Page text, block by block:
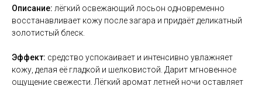
Описание: лёгкий освежающий лосьон одновременно
восстанавливает кожу после загара и придаёт деликатный
золотистый блеск.
Эффект: средство успокаивает и интенсивно увлажняет
кожу, делая её гладкой и шелковистой. Дарит мгновенное
ощущение свежести. Лёгкий аромат летней ночи оставляет